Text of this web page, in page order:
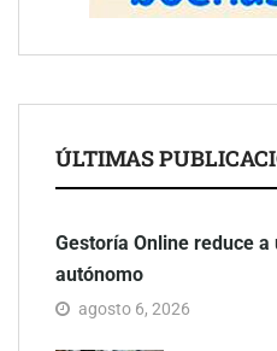
ÚLTIMAS
Gestoría Online reduce
autónomo
agosto 6, 2026